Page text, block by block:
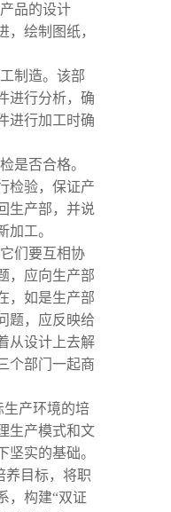
品的设计
，绘制图纸，
制造。该部
进行分析，确
进行加工时确
是否合格。
检验，保证产
生产部，并说
加工。
们要互相协
，应向生产部
，如是生产部
题，应反映给
从设计上去解
个部门一起商
生产环境的培
生产模式和文
坚实的基础。
养目标，将职
，构建“双证